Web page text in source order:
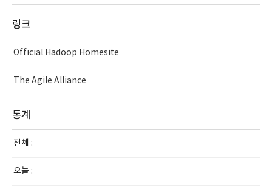
링크
Official Hadoop Homesite
The Agile Alliance
통계
전체 :
오늘 :